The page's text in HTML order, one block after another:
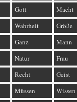
Gott
Macht
Wahrheit
Größe
Ganz
Mann
Natur
Frau
Recht
Geist
Müssen
Wissen